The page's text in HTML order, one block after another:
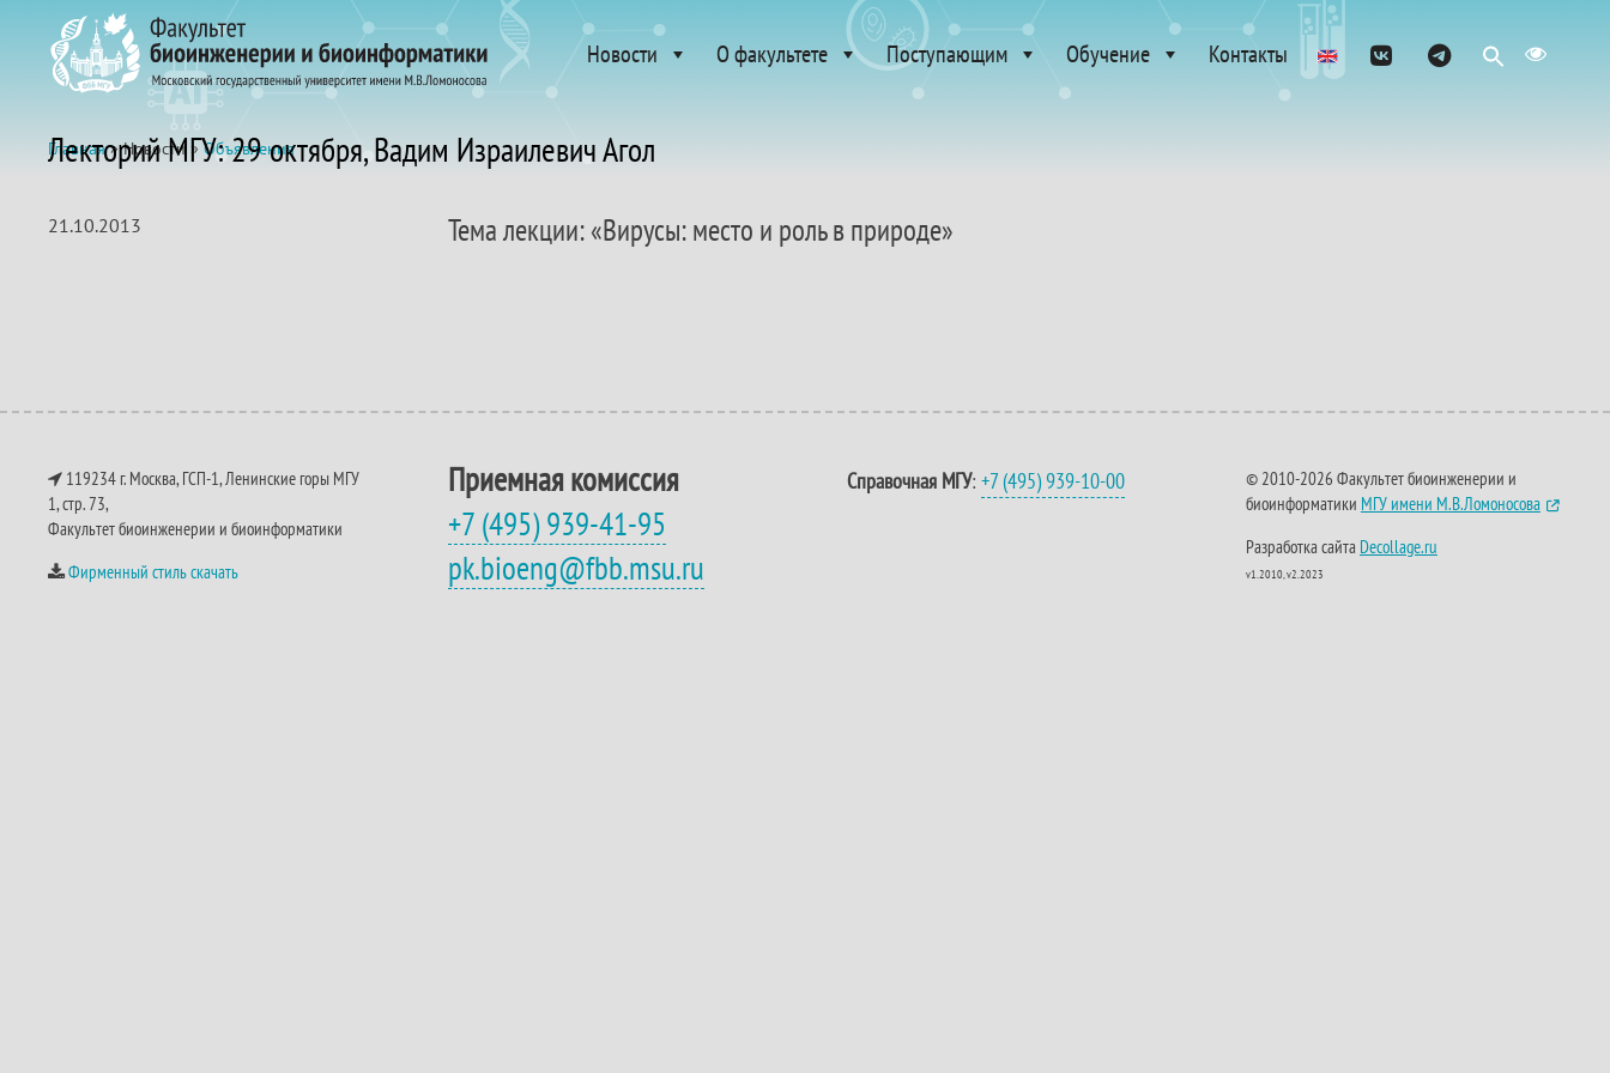
Новости О факультете Поступающим Обучение Контакты
Главная» Новости »Объявления
Лекторий МГУ: 29 октября, Вадим Израилевич Агол
21.10.2013 Тема лекции: «Вирусы: место и роль в природе»
119234 г. Москва, ГСП-1, Ленинские горы МГУ
1, стр. 73,
Факультет биоинженерии и биоинформатики
Фирменный стиль скачать
Приемная комиссия
+7 (495) 939-41-95
pk.bioeng@fbb.msu.ru
Справочная МГУ: +7 (495) 939-10-00
© 2010-2026 Факультет биоинженерии и
биоинформатики МГУ имени М.В.Ломоносова
Разработка сайта Decollage.ru
v1.2010, v2.2023